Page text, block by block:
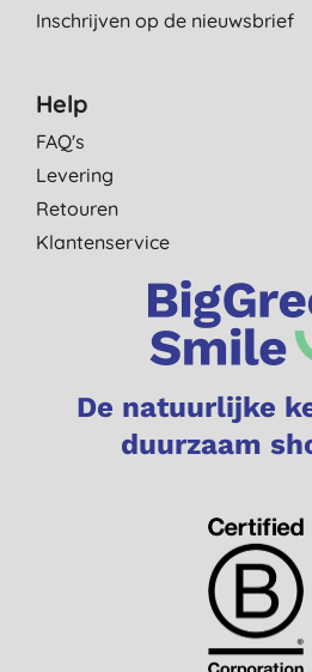
Inschrijven op de nieuwsbrief
Help
FAQ's
Levering
Retouren
Klantenservice
De natuurlijke
duurzaam